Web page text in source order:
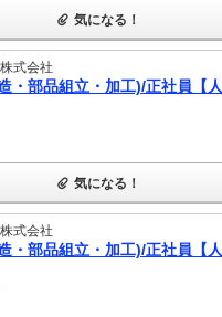
気になる！
式会社
・部品組立・加工)/正社員【人
気になる！
式会社
・部品組立・加工)/正社員【人